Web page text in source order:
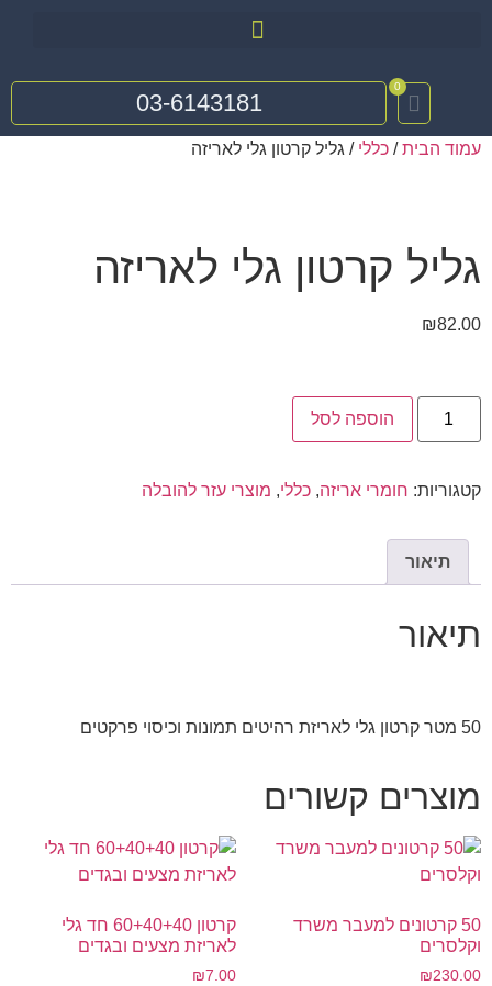
0
03-6143181
עמוד הבית/ כללי / גליל קרטון גלי לאריזה
גליל קרטון גלי לאריזה
₪82.00
הוספה לסל
קטגוריות: חומרי אריזה, כללי, מוצרי עזר להובלה
תיאור
תיאור
50 מטר קרטון גלי לאריזת רהיטים תמונות וכיסוי פרקטים
מוצרים קשורים
50 קרטונים למעבר משרד
וקלסרים
₪230.00
קרטון 60+40+40 חד גלי
לאריזת מצעים ובגדים
₪7.00